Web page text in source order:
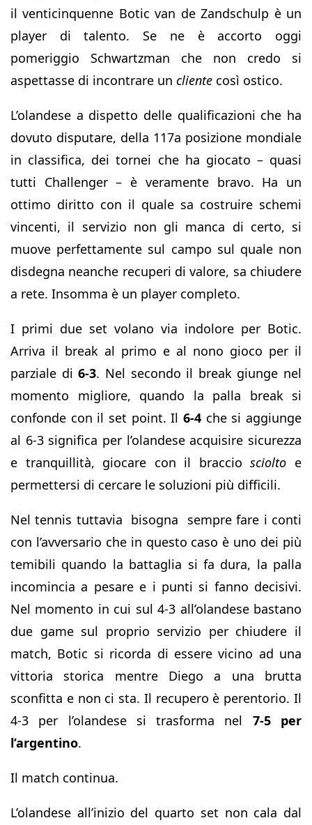
il venticinquenne Botic van de Zandschulp è un
player di talento. Se ne è accorto oggi
pomeriggio Schwartzman che non credo si
aspettasse di incontrare un cliente così ostico.
L’olandese a dispetto delle qualificazioni che ha
dovuto disputare, della 117a posizione mondiale
in classifica, dei tornei che ha giocato – quasi
tutti Challenger – è veramente bravo. Ha un
ottimo diritto con il quale sa costruire schemi
vincenti, il servizio non gli manca di certo, si
muove perfettamente sul campo sul quale non
disdegna neanche recuperi di valore, sa chiudere
a rete. Insomma è un player completo.
I primi due set volano via indolore per Botic.
Arriva il break al primo e al nono gioco per il
parziale di6-3. Nel secondo il break giunge nel
momento migliore, quando la palla break si
confonde con il set point. Il 6-4 che si aggiunge
al 6-3 significa per l’olandese acquisire sicurezza
e tranquillità, giocare con il bracciosciolto e
permettersi di cercare le soluzioni più difficili.
Nel tennis tuttavia bisogna sempre fare i conti
con l’avversario che in questo caso è uno dei più
temibili quando la battaglia si fa dura, la palla
incomincia a pesare e i punti si fanno decisivi.
Nel momento in cui sul 4-3 all’olandese bastano
due game sul proprio servizio per chiudere il
match, Botic si ricorda di essere vicino ad una
vittoria storica mentre Diego a una brutta
sconfitta e non ci sta. Il recupero è perentorio. Il
4-3 per l’olandese si trasforma nel 7-5
per
l’argentino.
Il match continua.
L’olandese all’inizio del quarto set non cala dal